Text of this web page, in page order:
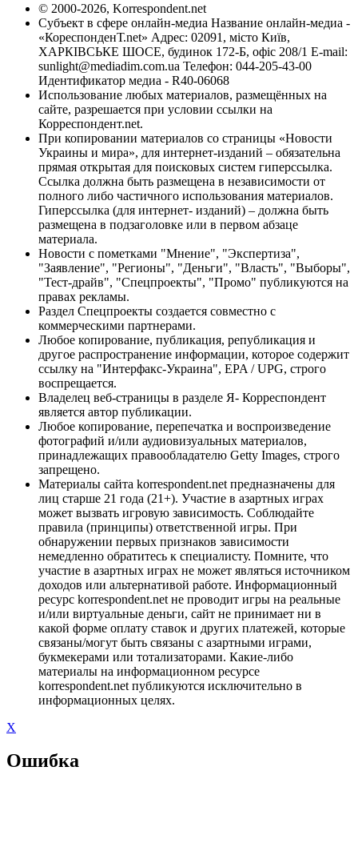
© 2000-2026, Korrespondent.net
Субъект в сфере онлайн-медиа Название онлайн-медиа -
«КореспонденТ.net» Адрес: 02091, місто Київ,
ХАРКІВСЬКЕ ШОСЕ, будинок 172-Б, офіс 208/1 E-mail:
sunlight@mediadim.com.ua Телефон: 044-205-43-00
Идентификатор медиа - R40-06068
Использование любых материалов, размещённых на
сайте, разрешается при условии ссылки на
Корреспондент.net.
При копировании материалов со страницы «Новости
Украины и мира», для интернет-изданий – обязательна
прямая открытая для поисковых систем гиперссылка.
Ссылка должна быть размещена в независимости от
полного либо частичного использования материалов.
Гиперссылка (для интернет- изданий) – должна быть
размещена в подзаголовке или в первом абзаце
материала.
Новости с пометками "Мнение", "Экспертиза",
"Заявление", "Регионы", "Деньги", "Власть", "Выборы",
"Тест-драйв", "Спецпроекты", "Промо" публикуются на
правах рекламы.
Раздел Спецпроекты создается совместно с
коммерческими партнерами.
Любое копирование, публикация, републикация и
другое распространение информации, которое содержит
ссылку на "Интерфакс-Украина", EPA / UPG, строго
воспрещается.
Владелец веб-страницы в разделе Я- Корреспондент
является автор публикации.
Любое копирование, перепечатка и воспроизведение
фотографий и/или аудиовизуальных материалов,
принадлежащих правообладателю Getty Images, строго
запрещено.
Материалы сайта korrespondent.net предназначены для
лиц старше 21 года (21+). Участие в азартных играх
может вызвать игровую зависимость. Соблюдайте
правила (принципы) ответственной игры. При
обнаружении первых признаков зависимости
немедленно обратитесь к специалисту. Помните, что
участие в азартных играх не может являться источником
доходов или альтернативой работе. Информационный
ресурс korrespondent.net не проводит игры на реальные
и/или виртуальные деньги, сайт не принимает ни в
какой форме оплату ставок и других платежей, которые
связаны/могут быть связаны с азартными играми,
букмекерами или тотализаторами. Какие-либо
материалы на информационном ресурсе
korrespondent.net публикуются исключительно в
информационных целях.
X
Ошибка